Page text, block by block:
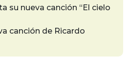
su nueva canción “El cielo
canción de Ricardo